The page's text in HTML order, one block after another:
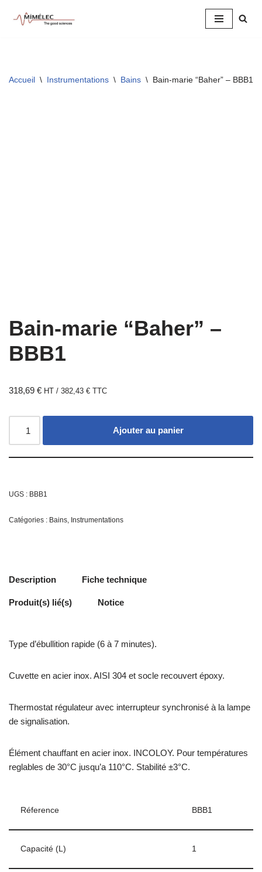
Accueil \ Instrumentations \ Bains \ Bain-marie “Baher” – BBB1
Bain-marie “Baher” –
BBB1
318,69 € HT / 382,43 € TTC
Ajouter au panier
UGS : BBB1
Catégories : Bains, Instrumentations
Description Fiche technique
Produit(s) lié(s) Notice
Type d’ébullition rapide (6 à 7 minutes).
Cuvette en acier inox. AISI 304 et socle recouvert époxy.
Thermostat régulateur avec interrupteur synchronisé à la lampe
de signalisation.
Élément chauffant en acier inox. INCOLOY. Pour températures
reglables de 30°C jusqu’a 110°C. Stabilité ±3°C.
Réference BBB1
Capacité (L) 1